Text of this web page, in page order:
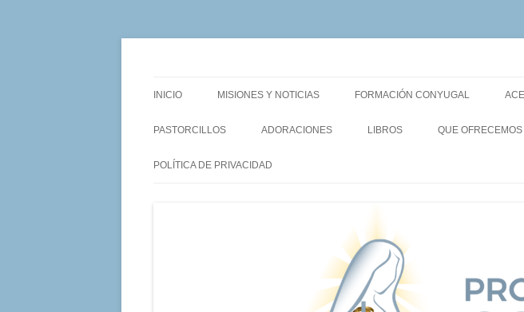
INICIO MISIONES Y NOTICIAS FORMACIÓN CONYUGAL
PASTORCILLOS ADORACIONES LIBROS QUE OFRECEMOS
POLÍTICA DE PRIVACIDAD